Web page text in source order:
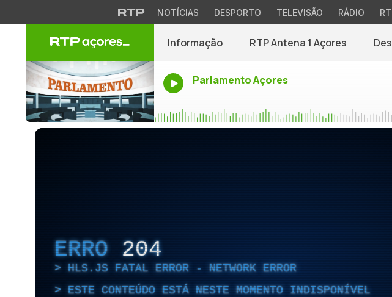
NOTÍCIAS DESPORTO TELEVISÃO RÁDIO
Informação RTP Antena 1 Açores
Parlamento Açores
ERRO 204
HLS.JS FATAL ERROR - NETWORK ERROR
ESTE CONTEÚDO ESTÁ NESTE MOMENTO INDISPONÍVEL